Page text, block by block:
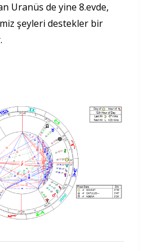
Uranüs de yine 8.evde,
şeyleri destekler bir